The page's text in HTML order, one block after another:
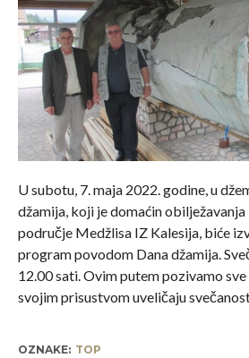
U subotu, 7. maja 2022. godine, u
džamija, koji je domaćin obilježavanja
područje Medžlisa IZ Kalesija, biće
program povodom Dana džamija.
12.00 sati. Ovim putem pozivamo
svojim prisustvom uveličaju
OZNAKE: TOP